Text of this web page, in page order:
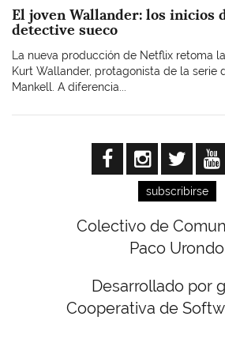
El joven Wallander: los inicios
detective sueco
La nueva producción de Netflix retoma
Kurt Wallander, protagonista de la serie
Mankell. A diferencia...
subscribirse
Colectivo de
Paco Urondo
Desarrollado por
Cooperativa de